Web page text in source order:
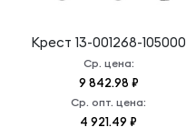
Крест 13-001268-105000
Ср. цена:
9 842.98 ₽
Ср. опт. цена:
4 921.49 ₽